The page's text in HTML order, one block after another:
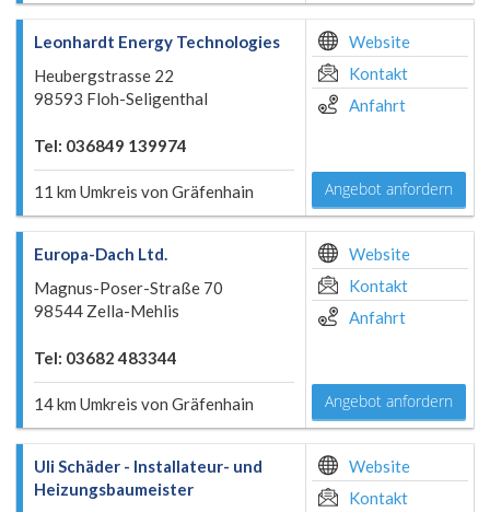
Leonhardt Energy Technologies
Heubergstrasse 22
98593 Floh-Seligenthal
Tel: 036849 139974
11 km Umkreis von Gräfenhain
Website
Kontakt
Anfahrt
Angebot anfordern
Europa-Dach Ltd.
Magnus-Poser-Straße 70
98544 Zella-Mehlis
Tel: 03682 483344
14 km Umkreis von Gräfenhain
Website
Kontakt
Anfahrt
Angebot anfordern
Uli Schäder - Installateur- und
Heizungsbaumeister
Website
Kontakt